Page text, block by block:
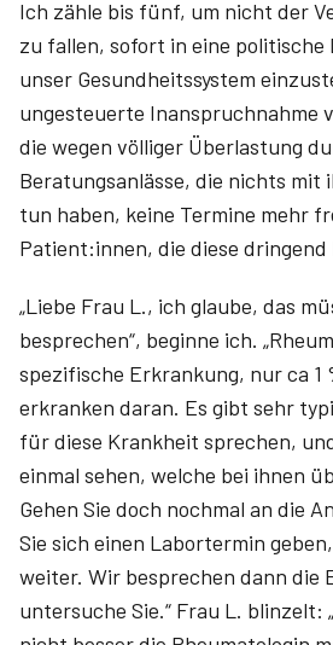
Ich zähle bis fünf, um nicht der
zu fallen, sofort in eine politische
unser Gesundheitssystem
ungesteuerte Inanspruchnahme
die wegen völliger Überlastung
Beratungsanlässe, die nichts mit
tun haben, keine Termine mehr
Patient:innen, die diese dringend
„Liebe Frau L., ich glaube, das
besprechen“, beginne ich.
spezifische Erkrankung, nur ca 1
erkranken daran. Es gibt sehr
für diese Krankheit sprechen,
einmal sehen, welche bei ihnen
Gehen Sie doch nochmal an die
Sie sich einen Labortermin
weiter. Wir besprechen dann die
untersuche Sie.“ Frau L. blinzelt: